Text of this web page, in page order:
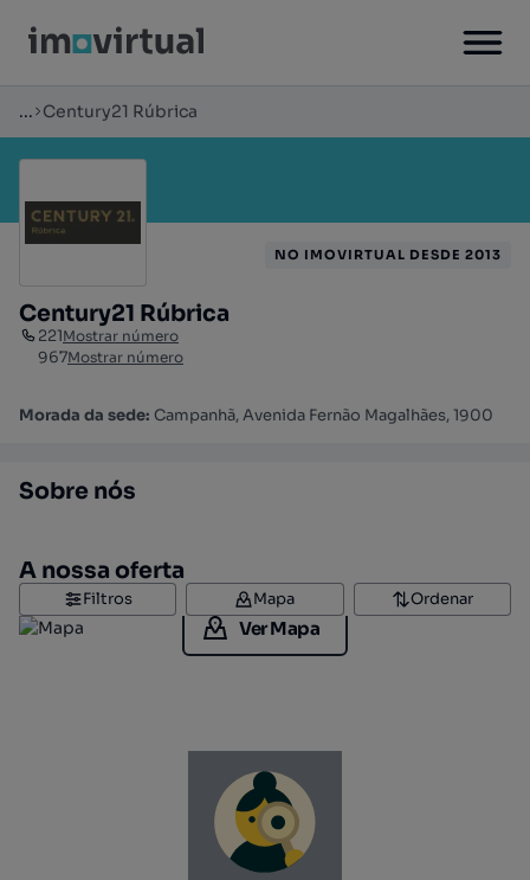
... Century21 Rúbrica
Century21 Rúbrica
221Mostrar número
967Mostrar número
Morada da sede: Campanhã, Avenida Fernão Magalhães, 1900
NO IMOVIRTUAL DESDE 2013
Sobre nós
A nossa oferta
Filtros Mapa Ordenar
Ver Mapa